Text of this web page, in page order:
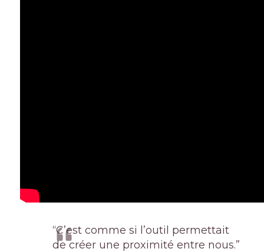
“C’est comme si l’outil permettait
de créer une proximité entre nous.”